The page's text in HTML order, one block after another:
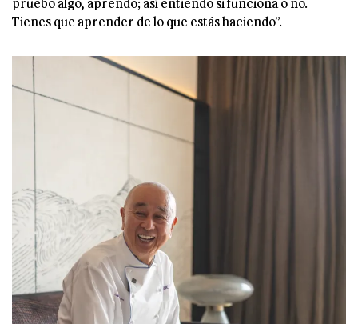
Tienes que aprender de lo que estás haciendo”.